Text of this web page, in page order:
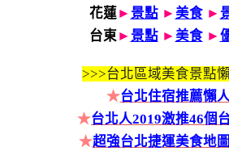
花蓮► 景點 ► 美食►
台東► 景點 ► 美食►
>>>台北區域美食景點
★台北住宿推薦懶
★台北人2019激推46個
★超強台北捷運美食地